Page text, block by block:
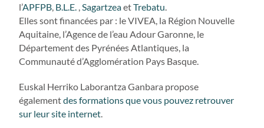
l’APFPB, B.L.E. ,SagartzeaetTrebatu.
Elles sont financées par : le VIVEA, la Région Nouvelle
Aquitaine, l’Agence de l’eau Adour Garonne, le
Département des Pyrénées Atlantiques, la
Communauté d’Agglomération Pays Basque.
Euskal Herriko Laborantza Ganbara propose
égalementdes formations que vous pouvez retrouver
sur leur site internet.